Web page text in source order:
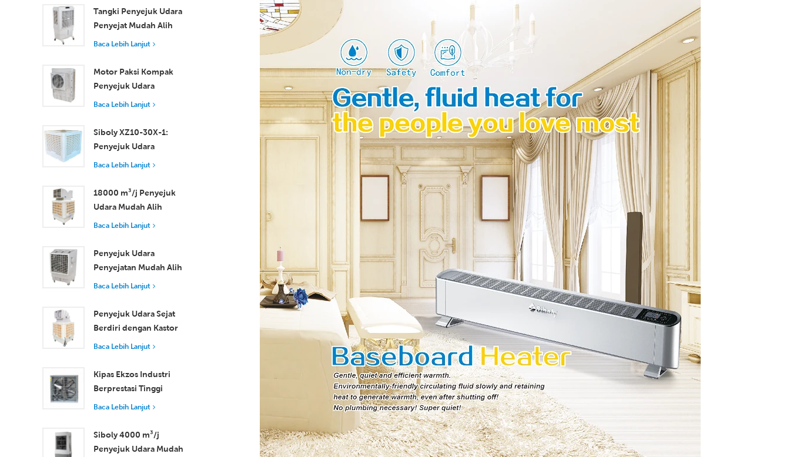
Tangki Penyejuk Udara
Penyejat Mudah Alih
100L 8000 m³/j XZ13-
Baca Lebih Lanjut
Motor Paksi Kompak
Penyejuk Udara
Tingkap Penyejukan
hingga Sederhana
Baca Lebih Lanjut
Siboly XZ10-30X-1:
Penyejuk Udara
Pengewapan
m3/j
Baca Lebih Lanjut
18000 m³/j Penyejuk
Udara Mudah Alih
Industri dengan Alat
Penyejukan Ruang
Besar
Baca Lebih Lanjut
Penyejuk Udara
Penyejatan Mudah Alih
18000 m³/j Kecekapan
Kawalan Jauh
Baca Lebih Lanjut
Penyejuk Udara Sejat
Berdiri dengan Kastor
dan Alat Kawalan Jauh
Udara
Baca Lebih Lanjut
Kipas Ekzos Industri
Berprestasi Tinggi
dengan Aliran Udara
Pengudaraan Unggul
Baca Lebih Lanjut
Siboly 4000 m³/j
Penyejuk Udara Mudah